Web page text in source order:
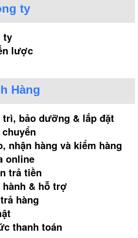
ty
ty
lược
Hàng
trì, bảo dưỡng & lắp đặt
chuyển
nhận hàng và kiểm hàng
online
trả tiền
hành & hỗ trợ
hàng
thanh toán